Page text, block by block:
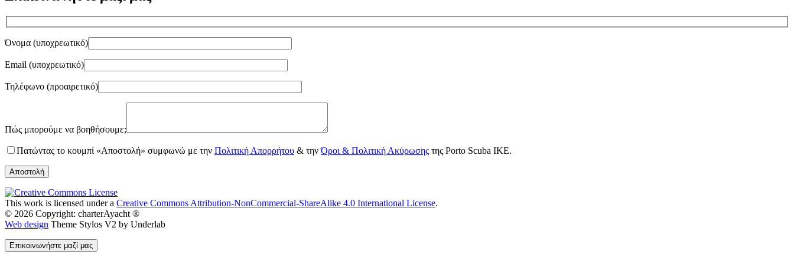
Όνομα (υποχρεωτικό)
Email (υποχρεωτικό)
Τηλέφωνο (προαιρετικό)
Πώς μπορούμε να βοηθήσουμε;
Πατώντας το κουμπί «Αποστολή» συμφωνώ με την Πολιτική Απορρήτου & τηνΌροι & Πολιτική Ακύρωσης της Porto Scuba IKE.
This work is licensed under a Creative Commons Attribution-NonCommercial-ShareAlike 4.0 International License.
© 2026 Copyright: charterAyacht ®
Web design Theme Stylos V2 by Underlab
Επικοινωνήστε μαζί μας